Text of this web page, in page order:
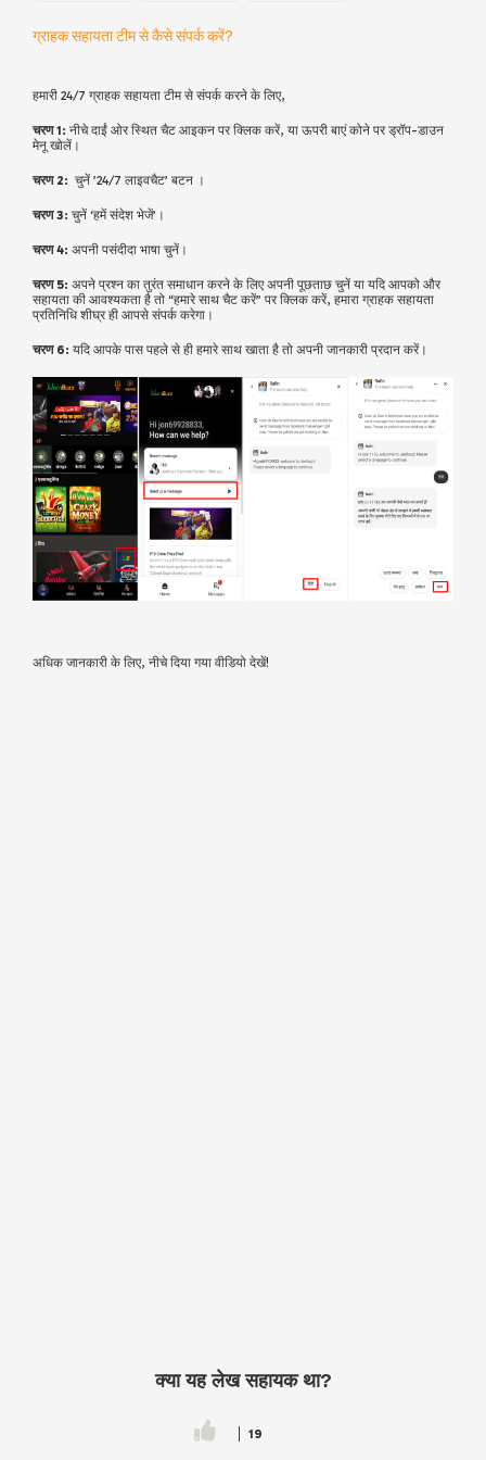
ग्राहक सहायता टीम से कैसे संपर्क करें?
हमारी 24/7 ग्राहक सहायता टीम से संपर्क करने के लिए,
चरण 1: नीचे दाईं ओर स्थित चैट आइकन पर क्लिक करें, या ऊपरी बाएं कोने पर ड्रॉप-डाउन
मेनू खोलें।
चरण 2: चुनें ’24/7 लाइवचैट’ बटन ।
चरण 3: चुनें ‘हमें संदेश भेजें’।
चरण 4: अपनी पसंदीदा भाषा चुनें।
चरण 5: अपने प्रश्न का तुरंत समाधान करने के लिए अपनी पूछताछ चुनें या यदि आपको और
सहायता की आवश्यकता है तो “हमारे साथ चैट करें” पर क्लिक करें, हमारा ग्राहक सहायता
प्रतिनिधि शीघ्र ही आपसे संपर्क करेगा।
चरण 6: यदि आपके पास पहले से ही हमारे साथ खाता है तो अपनी जानकारी प्रदान करें।
अधिक जानकारी के लिए, नीचे दिया गया वीडियो देखें!
क्या यह लेख सहायक था?
19